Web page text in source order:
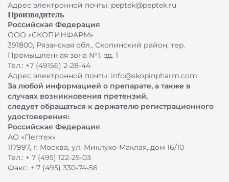
Адрес электронной почты: peptek@peptek.ru
Производитель
Российская Федерация
ООО «СКОПИНФАРМ»
391800, Рязанская обл., Скопинский район, тер.
Промышленная зона №1, зд. 1
Тел.: +7 (49156) 2-28-44
Адрес электронной почты: info@skopinpharm.com
За любой информацией о препарате, а также в
случаях возникновения претензий,
следует обращаться к держателю регистрационного
удостоверения:
Российская Федерация
АО «Пептек»
117997, г. Москва, ул. Миклухо-Маклая, дом 16/10
Тел.: + 7 (495) 122-25-03
Факс: + 7 (495) 330-74-56